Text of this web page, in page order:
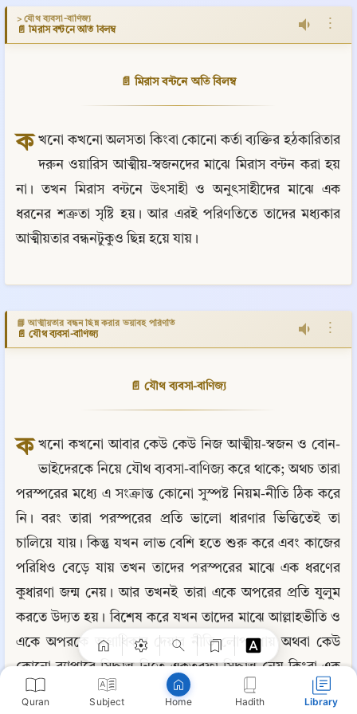
Quran Subject Home Hadith Library
> যৌথ ব্যবসা-বাণিজ্য
📄 মিরাস বন্টনে অতি বিলম্ব ⋮
📄 মিরাস বন্টনে অতি বিলম্ব
ক খনো কখনো অলসতা কিংবা কোনো কর্তা ব্যক্তির হঠকারিতার
দরুন ওয়ারিস আত্মীয়-স্বজনদের মাঝে মিরাস বন্টন করা হয়
না। তখন মিরাস বন্টনে উৎসাহী ও অনুৎসাহীদের মাঝে এক
ধরনের শত্রুতা সৃষ্টি হয়। আর এরই পরিণতিতে তাদের মধ্যকার
আত্মীয়তার বন্ধনটুকুও ছিন্ন হয়ে যায়।
📘 আত্মীয়তার বন্ধন ছিন্ন করার ভয়াবহ পরিণতি
📄 যৌথ ব্যবসা-বাণিজ্য ⋮
📄 যৌথ ব্যবসা-বাণিজ্য
ক খনো কখনো আবার কেউ কেউ নিজ আত্মীয়-স্বজন ও বোন-
ভাইদেরকে নিয়ে যৌথ ব্যবসা-বাণিজ্য করে থাকে; অথচ তারা
পরস্পরের মধ্যে এ সংক্রান্ত কোনো সুস্পষ্ট নিয়ম-নীতি ঠিক করে
নি। বরং তারা পরস্পরের প্রতি ভালো ধারণার ভিত্তিতেই তা
চালিয়ে যায়। কিন্তু যখন লাভ বেশি হতে শুরু করে এবং কাজের
পরিধিও বেড়ে যায় তখন তাদের পরস্পরের মাঝে এক ধরণের
কুধারণা জন্ম নেয়। আর তখনই তারা একে অপরের প্রতি যুলুম
করতে উদ্যত হয়। বিশেষ করে যখন তাদের মাঝে আল্লাহভীতি ও
একে অপরকে অগ্রাধিকার দেয়ার নীতি লোপ পায় অথবা কেউ
কোনো ব্যাপারে সিদ্ধান্ত নিতে একতরফা সিদ্ধান্ত নেয় কিংবা এক
জন অন্যের চাইতে কাজে বেশি উৎসাহী হয়। আর এ ভাবেই তখন
Copy